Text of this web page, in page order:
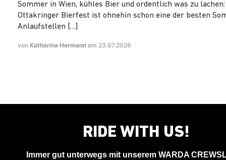
Sommer in Wien, kühles Bier und ordentlich was zu lachen:
Ottakringer Bierfest ist ohnehin schon eine der besten
Anlaufstellen […]
von Katharina Hermann am 23.07.2026
RIDE WITH US!
Immer gut unterwegs mit unserem WARDA